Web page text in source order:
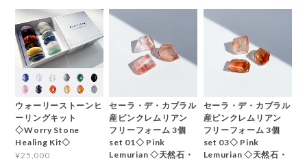
ウォーリーストーンヒ
ーリングキット
◇Worry Stone
Healing Kit◇
¥25,000
セーラ・デ・カブラル
産ピンクレムリアン
フリーフォーム 3個
set 01◇ Pink
Lemurian ◇天然石・
セーラ・デ・カブラル
産ピンクレムリアン
フリーフォーム 3個
set 03◇ Pink
Lemurian ◇天然石・